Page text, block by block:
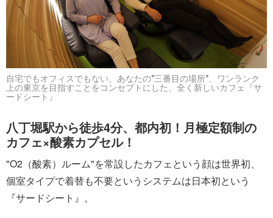
自宅でもオフィスでもない、あなたの"三番目の場所"、ワンランク
上の東京を目指すことをコンセプトにした、全く新しいカフェ『サ
ードシート』
八丁堀駅から徒歩4分、都内初！月極定額制の
カフェ×酸素カプセル！
"O2（酸素）ルーム"を常設したカフェという顔は世界初、
個室タイプで着替も不要というシステムは日本初という
『サードシート』。